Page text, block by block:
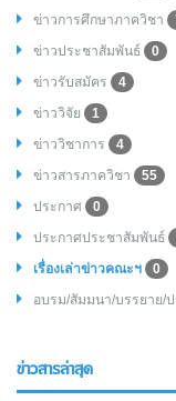
ข่าวการศึกษาภาควิชา
ข่าวประชาสัมพันธ์
0
ข่าวรับสมัคร
4
ข่าววิจัย
1
ข่าววิชาการ
4
ข่าวสารภาควิชา
55
ประกาศ
0
ประกาศประชาสัมพันธ์
เรื่องเล่าข่าวคณะฯ
0
อบรม/สัมมนา/บรรยาย/
ข่าวสารล่าสุด